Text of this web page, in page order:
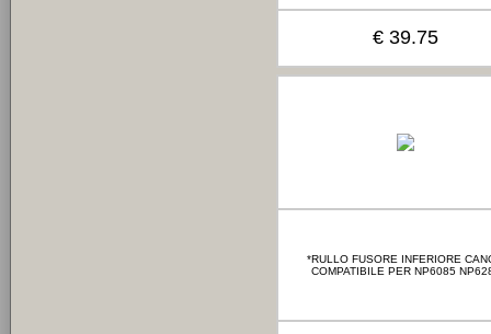
€ 39.75
*RULLO FUSORE INFERIORE
COMPATIBILE PER NP6085